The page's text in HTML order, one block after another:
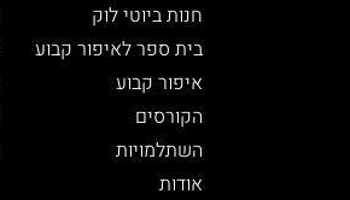
חנות ביוטי לוק
בית ספר לאיפור קבוע
איפור קבוע
הקורסים
השתלמויות
אודות